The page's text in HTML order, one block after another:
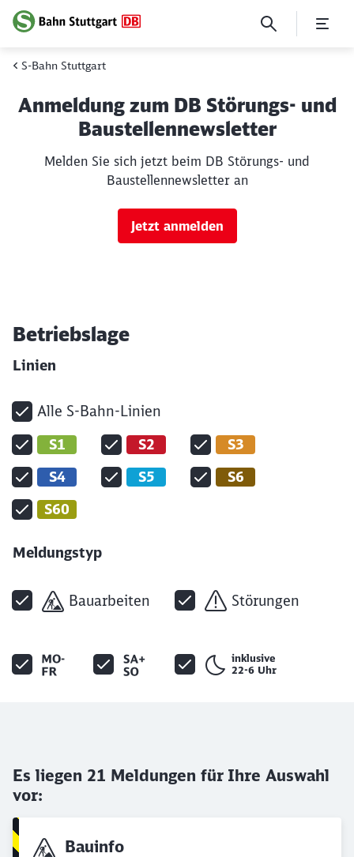
Betriebslage
S-Bahn Stuttgart
Anmeldung zum DB Störungs- und
Baustellennewsletter
Melden Sie sich jetzt beim DB Störungs- und
Baustellennewsletter an
Jetzt anmelden
Betriebslage
Linien
Alle S-Bahn-Linien
S1
S2
S3
S4
S5
S6
S60
Meldungstyp
Bauarbeiten Störungen
inklusive
22-6 Uhr
Es liegen 21 Meldungen für Ihre Auswahl
vor:
Bauinfo